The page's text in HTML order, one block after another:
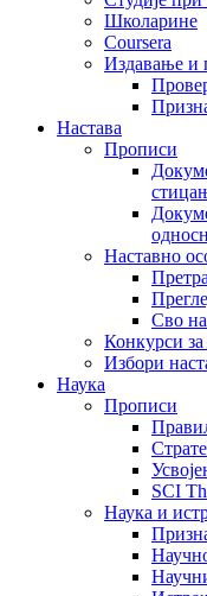
Школарине
Coursera
Издавање и
Настава
Прописи
Наставно
Сво
Конкурси
Избори
Наука
Прописи
SCI
Наука и